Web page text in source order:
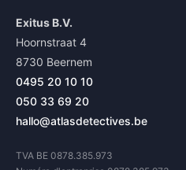
Exitus B.V.
Hoornstraat 4
8730 Beernem
0495 20 10 10
050 33 69 20
hallo@atlasdetectives.be
TVA BE 0878.385.973